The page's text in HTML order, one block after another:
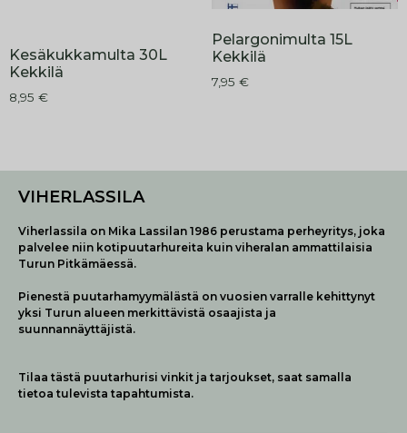
Kesäkukkamulta 30L
Kekkilä
8,95 €
Pelargonimulta 15L
Kekkilä
7,95 €
VIHERLASSILA
Viherlassila on Mika Lassilan 1986 perustama perheyritys, joka
palvelee niin kotipuutarhureita kuin viheralan ammattilaisia
Turun Pitkämäessä.
Pienestä puutarhamyymälästä on vuosien varralle kehittynyt
yksi Turun alueen merkittävistä osaajista ja
suunnannäyttäjistä.
Tilaa tästä puutarhurisi vinkit ja tarjoukset, saat samalla
tietoa tulevista tapahtumista.